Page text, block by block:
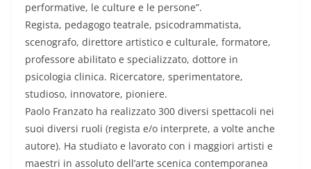
performative, le culture e le persone”.
Regista, pedagogo teatrale, psicodrammatista,
scenografo, direttore artistico e culturale, formatore,
professore abilitato e specializzato, dottore in
psicologia clinica. Ricercatore, sperimentatore,
studioso, innovatore, pioniere.
Paolo Franzato ha realizzato 300 diversi spettacoli nei
suoi diversi ruoli (regista e/o interprete, a volte anche
autore). Ha studiato e lavorato con i maggiori artisti e
maestri in assoluto dell’arte scenica contemporanea